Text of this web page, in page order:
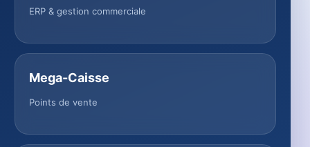
ERP & gestion commerciale
Mega-Caisse
Points de vente